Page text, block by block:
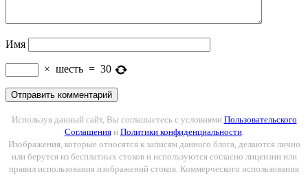
Имя
× шесть = 30
Используя данный сайт, Вы соглашаетесь с условиями Пользовательского
Соглашенияи Политики конфиденциальности.
Изображения, которые относятся к записям данного блога, делаются лично
или берутся из бесплатных стоков и используются согласно лицензии или
правил использования изображений стоков. Коммерческого использования